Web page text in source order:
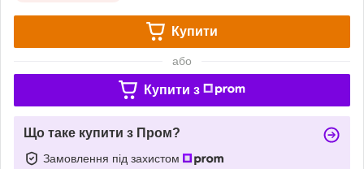
Купити
або
Купити з
Що таке купити з Пром?
Замовлення під захистом